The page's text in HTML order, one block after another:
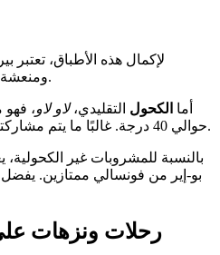
لإكمال هذه الأطباق، تعتبر
ومنعشة.
أما الكحول التقليدي،لاو لاو،
حوالي 40 درجة. غالبًا ما يتم مشاركته خلال الاحتفالات لتعزيز الألفة.
بالنسبة للمشروبات غير
بو-إير من فونسالي ممتازين.
رحلات ونزهات على